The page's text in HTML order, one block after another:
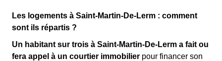
Les logements à Saint-Martin-De-Lerm : comment
sont ils répartis ?
Un habitant sur trois à Saint-Martin-De-Lerm a fait ou
fera appel à un courtier immobilier pour financer son